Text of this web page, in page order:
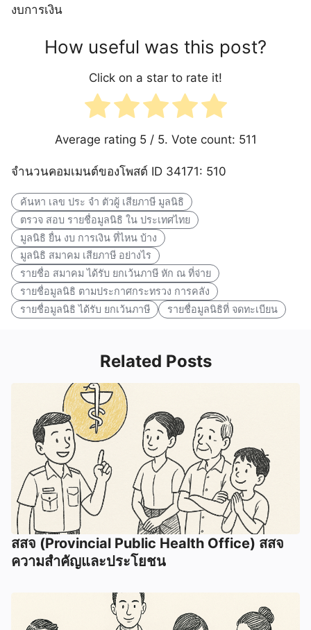
งบการเงิน
How useful was this post?
Click on a star to rate it!
Average rating 5/ 5. Vote count: 511
จำนวนคอมเมนต์ของโพสต์ ID 34171: 510
ค้นหา เลข ประ จํา ตัวผู้ เสียภาษี มูลนิธิ
ตรวจ สอบ รายชื่อมูลนิธิ ใน ประเทศไทย
มูลนิธิ ยื่น งบ การเงิน ที่ไหน บ้าง
มูลนิธิ สมาคม เสียภาษี อย่างไร
รายชื่อ สมาคม ได้รับ ยกเว้นภาษี หัก ณ ที่จ่าย
รายชื่อมูลนิธิ ตามประกาศกระทรวง การคลัง
รายชื่อมูลนิธิ ได้รับ ยกเว้นภาษี
รายชื่อมูลนิธิที่ จดทะเบียน
Related Posts
สสจ (Provincial Public Health Office) สสจ
ความสำคัญและประโยชน